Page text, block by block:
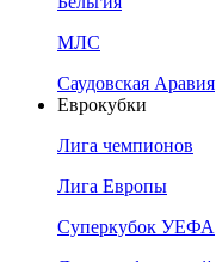
МЛС
Саудовская Аравия
Еврокубки
Лига чемпионов
Лига Европы
Суперкубок УЕФА